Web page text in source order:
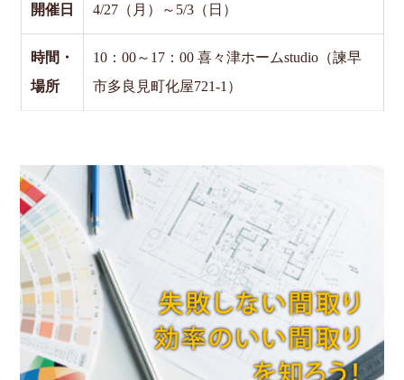
開催日 4/27（月）～5/3（日）
時間・
場所
10：00～17：00 喜々津ホームstudio（諫早
市多良見町化屋721-1）